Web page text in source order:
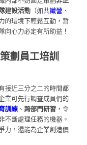
建設活動（如共識營 、
的環境下輕鬆互動，暫
向心力必定有所助益！
劃員工培訓
接近三分之二的時間都
業可先行調查成員們的
訓練、 跨部門研習，令
不斷處理任務的機器。
力，還能為企業創造價